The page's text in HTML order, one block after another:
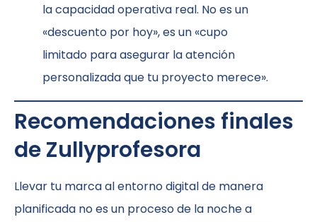
la capacidad operativa real. No es un
«descuento por hoy», es un «cupo
limitado para asegurar la atención
personalizada que tu proyecto merece».
Recomendaciones finales
de Zullyprofesora
Llevar tu marca al entorno digital de manera
planificada no es un proceso de la noche a